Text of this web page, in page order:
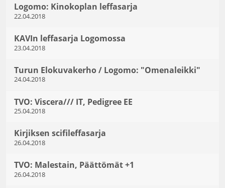
Logomo: Kinokoplan leffasarja
22.04.2018
KAVIn leffasarja Logomossa
23.04.2018
Turun Elokuvakerho / Logomo: "Omenaleikki"
24.04.2018
TVO: Viscera/// IT, Pedigree EE
25.04.2018
Kirjiksen scifileffasarja
26.04.2018
TVO: Malestain, Päättömät +1
26.04.2018